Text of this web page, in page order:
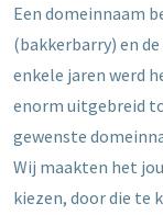
Een domeinnaam
(bakkerbarry) en
enkele jaren werd
enorm uitgebreid
gewenste
Wij maakten het
kiezen, door die te